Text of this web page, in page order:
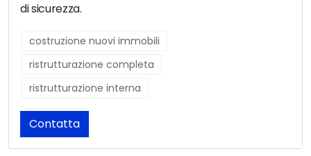
di sicurezza.
costruzione nuovi immobili
ristrutturazione completa
ristrutturazione interna
Contatta